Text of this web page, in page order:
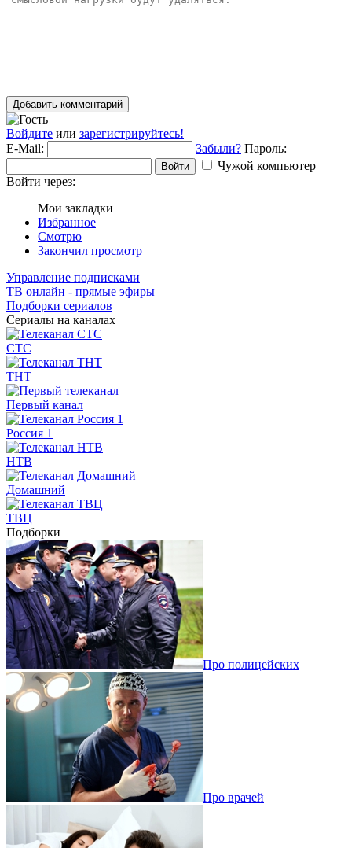
Добавить комментарий
Войдите или зарегистрируйтесь!
E-Mail:
Забыли? Пароль:
Войти
Чужой компьютер
Войти через:
Мои закладки
Избранное
Смотрю
Закончил просмотр
Управление подписками
ТВ онлайн - прямые эфиры
Подборки сериалов
Сериалы на каналах
СТС
ТНТ
Первый канал
Россия 1
НТВ
Домашний
ТВЦ
Подборки
Про полицейских
Про врачей